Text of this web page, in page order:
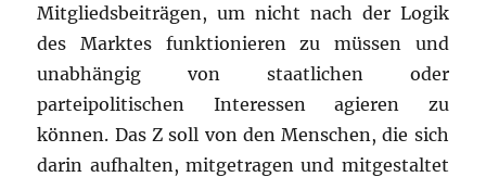
Mitgliedsbeiträgen, um nicht nach der Logik
des Marktes funktionieren zu müssen und
unabhängig von staatlichen oder
parteipolitischen Interessen agieren zu
können. Das Z soll von den Menschen, die sich
darin aufhalten, mitgetragen und mitgestaltet